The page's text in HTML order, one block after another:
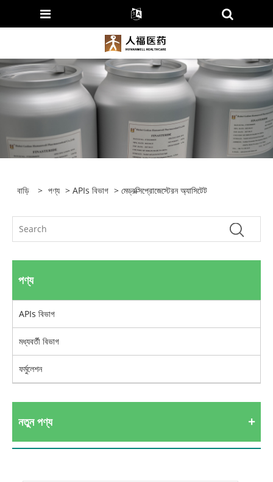
বাড়ি > পণ্য >APIs বিভাগ > মেড্রক্সিপ্রোজেস্টেরন অ্যাসিটেট
পণ্য
APIs বিভাগ
মধ্যবর্তী বিভাগ
ফর্মুলেশন
নতুন পণ্য